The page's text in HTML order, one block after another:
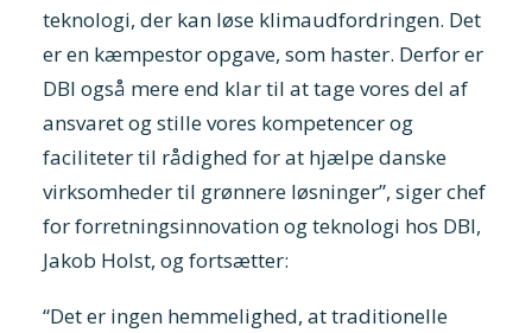
teknologi, der kan løse klimaudfordringen. Det
er en kæmpestor opgave, som haster. Derfor er
DBI også mere end klar til at tage vores del af
ansvaret og stille vores kompetencer og
faciliteter til rådighed for at hjælpe danske
virksomheder til grønnere løsninger”, siger chef
for forretningsinnovation og teknologi hos DBI,
Jakob Holst, og fortsætter:
“Det er ingen hemmelighed, at traditionelle